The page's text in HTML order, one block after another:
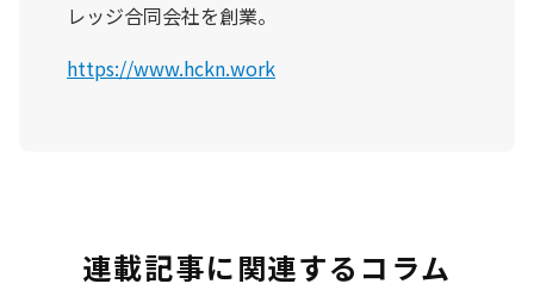
レッジ合同会社を創業。
https://www.hckn.work
連載記事に関連するコラム